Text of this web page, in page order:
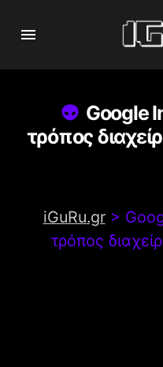
Google
τρόπος
iGuRu.gr>
τρόπος